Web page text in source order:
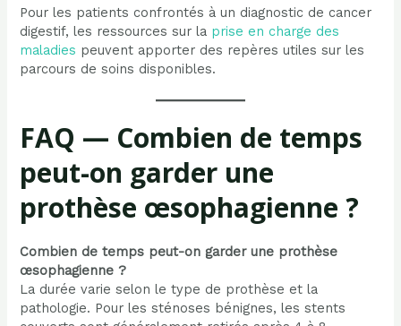
Pour les patients confrontés à un diagnostic de cancer
digestif, les ressources sur la prise en charge des
maladies peuvent apporter des repères utiles sur les
parcours de soins disponibles.
FAQ — Combien de temps
peut-on garder une
prothèse œsophagienne ?
Combien de temps peut-on garder une prothèse
œsophagienne ?
La durée varie selon le type de prothèse et la
pathologie. Pour les sténoses bénignes, les stents